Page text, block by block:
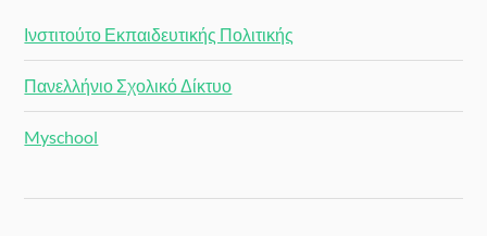
Ινστιτούτο Εκπαιδευτικής Πολιτικής
Πανελλήνιο Σχολικό Δίκτυο
Myschool